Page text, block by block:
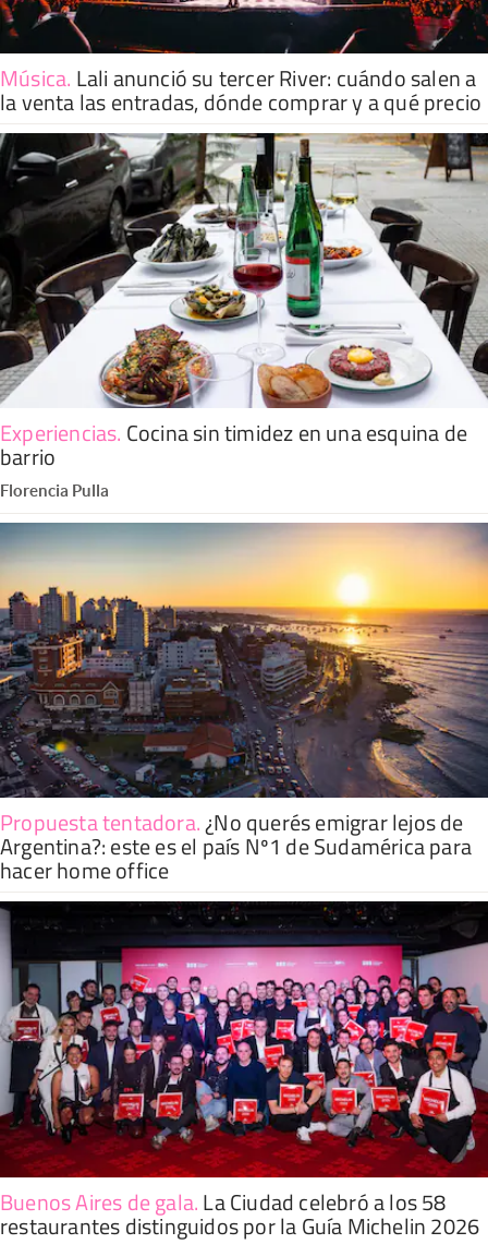
Música. Lali anunció su tercer River: cuándo salen a
la venta las entradas, dónde comprar y a qué precio
Experiencias. Cocina sin timidez en una esquina de
barrio
Florencia Pulla
Propuesta tentadora.¿No querés emigrar lejos de
Argentina?: este es el país Nº1 de Sudamérica para
hacer home office
Buenos Aires de gala.La Ciudad celebró a los 58
restaurantes distinguidos por la Guía Michelin 2026